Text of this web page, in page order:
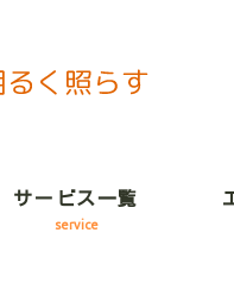
サービス一覧
service